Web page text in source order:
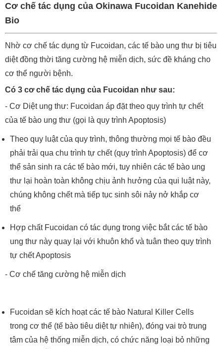
Cơ chế tác dụng của Okinawa Fucoidan Kanehide
Bio
Nhờ cơ chế tác dụng từ Fucoidan, các tế bào ung thư bị tiêu
diệt đồng thời tăng cường hệ miễn dịch, sức đề kháng cho
cơ thể người bệnh.
Có 3 cơ chế tác dụng của Fucoidan như sau:
- Cơ Diệt ung thư: Fucoidan áp đặt theo quy trình tự chết
của tế bào ung thư (gọi là quy trình Apoptosis)
Theo quy luật của quy trình, thông thường mọi tế bào đều
phải trải qua chu trình tự chết (quy trình Apoptosis) để cơ
thể sản sinh ra các tế bào mới, tuy nhiên các tế bào ung
thư lại hoàn toàn không chịu ảnh hưởng của qui luật này,
chúng không chết mà tiếp tục sinh sôi nảy nở khắp cơ
thể
Hợp chất Fucoidan có tác dụng trong việc bắt các tế bào
ung thư này quay lại với khuôn khổ và tuân theo quy trình
tự chết Apoptosis
- Cơ chế tăng cường hệ miễn dịch
Fucoidan sẽ kích hoạt các tế bào Natural Killer Cells
trong cơ thể (tế bào tiêu diệt tự nhiên), đóng vai trò trung
tâm của hệ thống miễn dịch, có chức năng loại bỏ những